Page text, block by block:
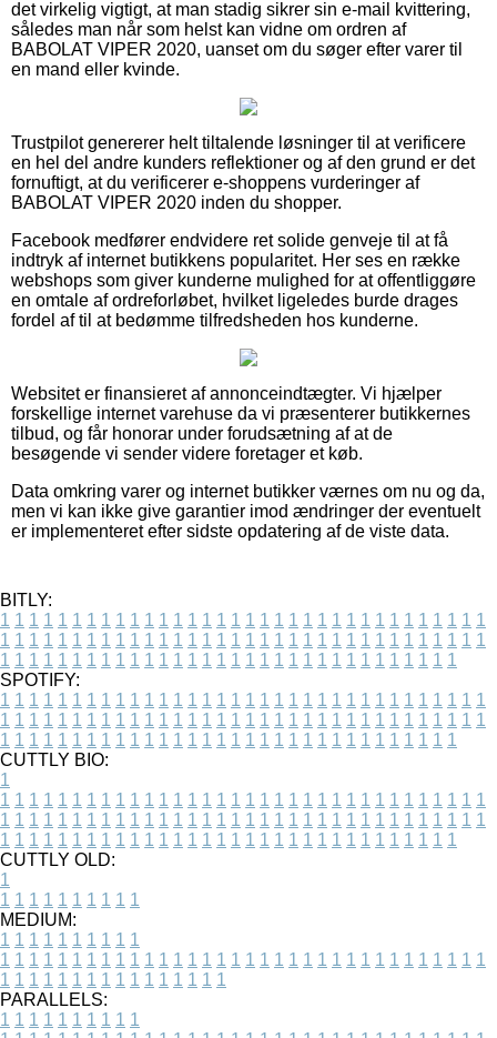
det virkelig vigtigt, at man stadig sikrer sin e-mail kvittering,
således man når som helst kan vidne om ordren af
BABOLAT VIPER 2020, uanset om du søger efter varer til
en mand eller kvinde.
Trustpilot genererer helt tiltalende løsninger til at verificere
en hel del andre kunders reflektioner og af den grund er det
fornuftigt, at du verificerer e-shoppens vurderinger af
BABOLAT VIPER 2020 inden du shopper.
Facebook medfører endvidere ret solide genveje til at få
indtryk af internet butikkens popularitet. Her ses en række
webshops som giver kunderne mulighed for at offentliggøre
en omtale af ordreforløbet, hvilket ligeledes burde drages
fordel af til at bedømme tilfredsheden hos kunderne.
Websitet er finansieret af annonceindtægter. Vi hjælper
forskellige internet varehuse da vi præsenterer butikkernes
tilbud, og får honorar under forudsætning af at de
besøgende vi sender videre foretager et køb.
Data omkring varer og internet butikker værnes om nu og da,
men vi kan ikke give garantier imod ændringer der eventuelt
er implementeret efter sidste opdatering af de viste data.
BITLY:
1 1 1 1 1 1 1 1 1 1 1 1 1 1 1 1 1 1 1 1 1 1 1 1 1 1 1 1 1 1 1 1 1 1
1 1 1 1 1 1 1 1 1 1 1 1 1 1 1 1 1 1 1 1 1 1 1 1 1 1 1 1 1 1 1 1 1 1
1 1 1 1 1 1 1 1 1 1 1 1 1 1 1 1 1 1 1 1 1 1 1 1 1 1 1 1 1 1 1 1
SPOTIFY:
1 1 1 1 1 1 1 1 1 1 1 1 1 1 1 1 1 1 1 1 1 1 1 1 1 1 1 1 1 1 1 1 1 1
1 1 1 1 1 1 1 1 1 1 1 1 1 1 1 1 1 1 1 1 1 1 1 1 1 1 1 1 1 1 1 1 1 1
1 1 1 1 1 1 1 1 1 1 1 1 1 1 1 1 1 1 1 1 1 1 1 1 1 1 1 1 1 1 1 1
CUTTLY BIO:
1
1 1 1 1 1 1 1 1 1 1 1 1 1 1 1 1 1 1 1 1 1 1 1 1 1 1 1 1 1 1 1 1 1 1
1 1 1 1 1 1 1 1 1 1 1 1 1 1 1 1 1 1 1 1 1 1 1 1 1 1 1 1 1 1 1 1 1 1
1 1 1 1 1 1 1 1 1 1 1 1 1 1 1 1 1 1 1 1 1 1 1 1 1 1 1 1 1 1 1 1
CUTTLY OLD:
1
1 1 1 1 1 1 1 1 1 1
MEDIUM:
1 1 1 1 1 1 1 1 1 1
1 1 1 1 1 1 1 1 1 1 1 1 1 1 1 1 1 1 1 1 1 1 1 1 1 1 1 1 1 1 1 1 1 1
1 1 1 1 1 1 1 1 1 1 1 1 1 1 1 1
PARALLELS:
1 1 1 1 1 1 1 1 1 1